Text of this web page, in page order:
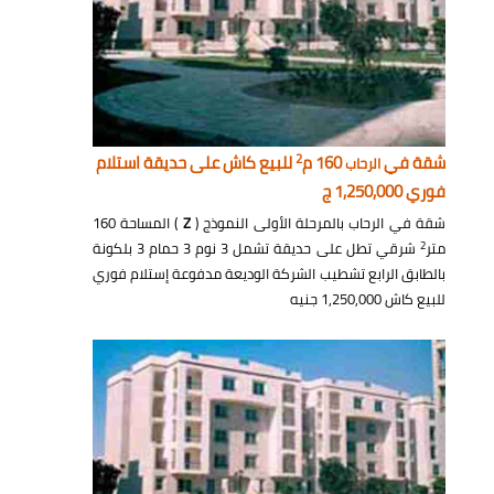
شقة فيالرحاب160 م 2للبيع كاش على حديقة استلام
فوري 1,250,000 ج
شقة في الرحاب بالمرحلة الأولى النموذج (Z
) المساحة 160
متر2
شرقي تطل على حديقة تشمل 3 نوم 3 حمام 3 بلكونة
بالطابق الرابع تشطيب الشركة الوديعة مدفوعة إستلام فوري
للبيع كاش 1,250,000 جنيه